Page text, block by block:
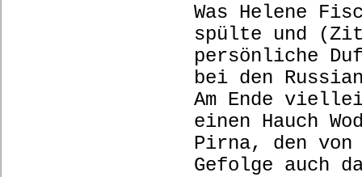
Was Helene
spülte und
persönliche
bei den
Am Ende
einen Hauch
Pirna, den von
Gefolge